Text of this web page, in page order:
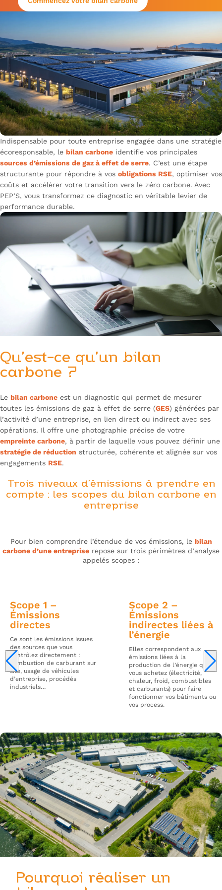
Indispensable pour toute entreprise engagée dans une stratégie
écoresponsable, le bilan carbone identifie vos principales
sources d’émissions de gaz à effet de serre. C’est une étape
structurante pour répondre à vos obligations RSE, optimiser vos
coûts et accélérer votre transition vers le zéro carbone. Avec
PEP’S, vous transformez ce diagnostic en véritable levier de
performance durable.
Qu’est-ce qu’un bilan
carbone ?
Le bilan carbone est un diagnostic qui permet de mesurer
toutes les émissions de gaz à effet de serre (GES) générées par
l’activité d’une entreprise, en lien direct ou indirect avec ses
opérations. Il offre une photographie précise de votre
empreinte carbone, à partir de laquelle vous pouvez définir une
stratégie de réduction structurée, cohérente et alignée sur vos
engagements RSE.
Trois niveaux d’émissions à prendre en
compte : les scopes du bilan carbone en
entreprise
Pour bien comprendre l’étendue de vos émissions, le bilan
carbone d’une entreprise repose sur trois périmètres d’analyse
appelés scopes :
Scope 1 –
Émissions
directes
Ce sont les émissions issues
des sources que vous
contrôlez directement :
combustion de carburant sur
site, usage de véhicules
d’entreprise, procédés
industriels…
Scope 2 –
Émissions
indirectes liées à
l’énergie
Elles correspondent aux
émissions liées à la
production de l’énergie que
vous achetez (électricité,
chaleur, froid, combustibles
et carburants) pour faire
fonctionner vos bâtiments ou
vos process.
Pourquoi réaliser un